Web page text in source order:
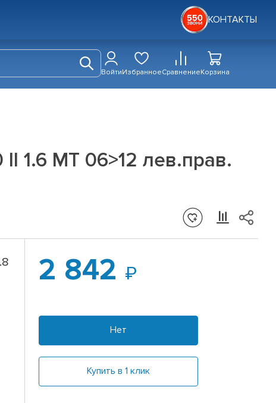
КОНТАКТЫ
ВойтиИзбранноеСравнениеКорзина
1.6 MT 06>12 лев.прав.
2 842
Нет
Купить в 1 клик